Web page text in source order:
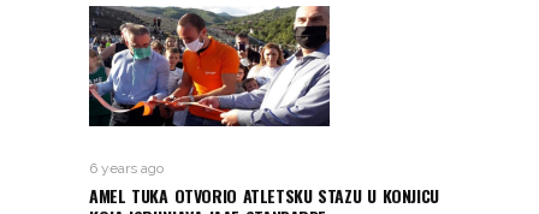
6 years ago
AMEL TUKA OTVORIO ATLETSKU STAZU U KONJICU